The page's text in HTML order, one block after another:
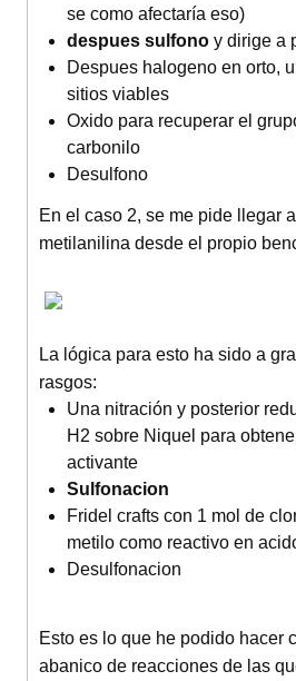
se como afectaría eso)
despues sulfono y dirige a
Despues halogeno en orto,
sitios viables
Oxido para recuperar el
carbonilo
Desulfono
En el caso 2, se me pide llegar
metilanilina desde el propio
La lógica para esto ha sido a
rasgos:
Una nitración y posterior
H2 sobre Niquel para
activante
Sulfonacion
Fridel crafts con 1 mol de
metilo como reactivo en
Desulfonacion
Esto es lo que he podido hacer
abanico de reacciones de las